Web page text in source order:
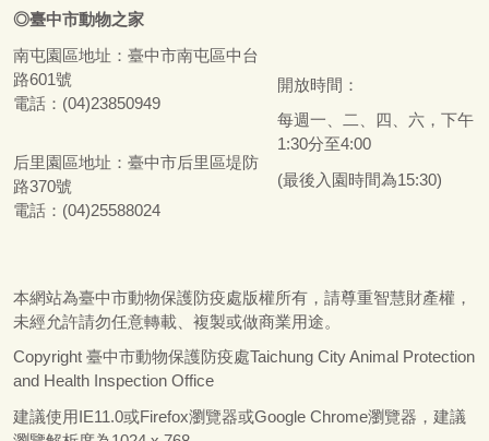
◎臺中市動物之家
南屯園區地址： 臺中市南屯區中台
路601號
電話：(04)23850949
后里園區地址： 臺中市后里區堤防
路370號
電話：(04)25588024
開放時間：
每週一、二、四、六，下午
1:30分至4:00
(最後入園時間為15:30)
本網站為臺中市動物保護防疫處版權所有，請尊重智慧財產權，
未經允許請勿任意轉載、複製或做商業用途。
Copyright 臺中市動物保護防疫處Taichung City Animal Protection
and Health Inspection Office
建議使用IE11.0或Firefox瀏覽器或Google Chrome瀏覽器，建議